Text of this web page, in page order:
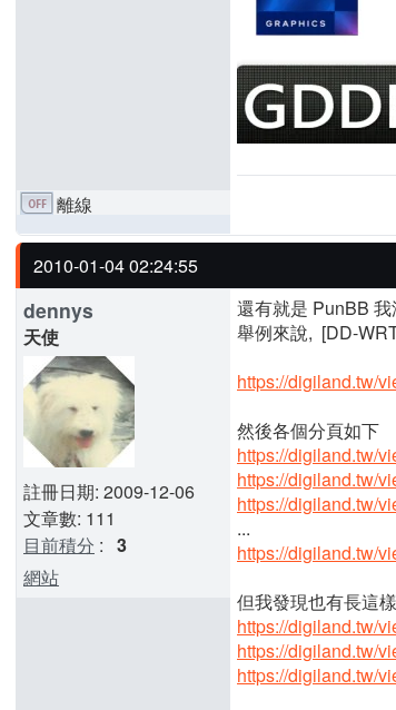
離線
2010-01-04 02:24:55
dennys
天使
註冊日期: 2009-12-06
文章數: 111
目前積分 : 3
網站
還有就是 PunBB
舉例來說, [DD-
https://digiland.tw/
然後各個分頁如下
https://digiland.tw/
https://digiland.tw/
https://digiland.tw/
...
https://digiland.tw/
但我發現也有長這
https://digiland.tw/
https://digiland.tw/
https://digiland.tw/